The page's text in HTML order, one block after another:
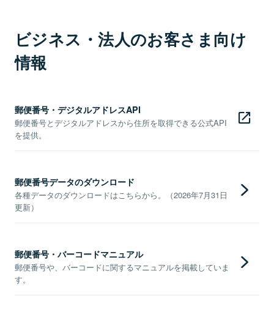
ビジネス・法人のお客さま向け
情報
郵便番号・デジタルアドレスAPI
郵便番号とデジタルアドレスから住所を取得できる公式API
を提供。
郵便番号データのダウンロード
各種データのダウンロードはこちらから。（2026年7月31日
更新）
郵便番号・バーコードマニュアル
郵便番号や、バーコードに関するマニュアルを掲載していま
す。